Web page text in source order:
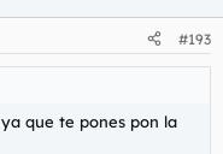
#193
que te pones pon la